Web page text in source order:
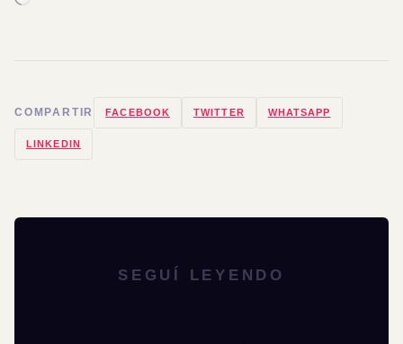
COMPARTIR FACEBOOK TWITTER WHATSAPP
LINKEDIN
SEGUÍ LEYENDO